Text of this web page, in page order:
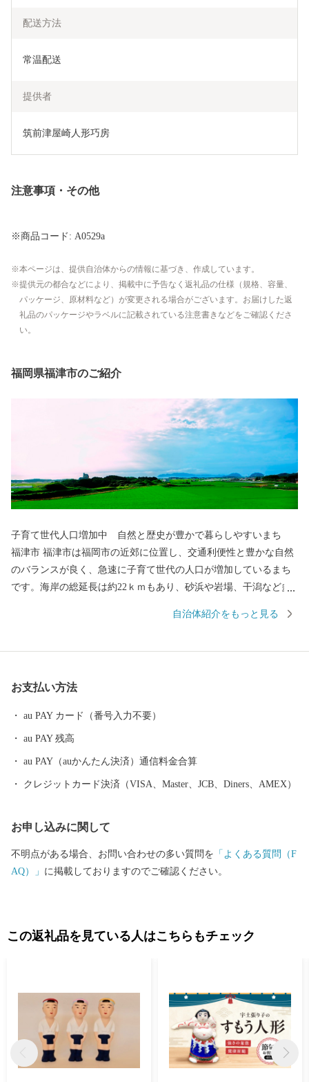
配送方法
常温配送
提供者
筑前津屋崎人形巧房
注意事項・その他
※商品コード: A0529a
本ページは、提供自治体からの情報に基づき、作成しています。
提供元の都合などにより、掲載中に予告なく返礼品の仕様（規格、容量、
パッケージ、原材料など）が変更される場合がございます。お届けした返
礼品のパッケージやラベルに記載されている注意書きなどをご確認くださ
い。
福岡県福津市のご紹介
子育て世代人口増加中 自然と歴史が豊かで暮らしやすいまち
福津市 福津市は福岡市の近郊に位置し、交通利便性と豊かな自然
のバランスが良く、急速に子育て世代の人口が増加しているまち
です。海岸の総延長は約22ｋｍもあり、砂浜や岩場、干潟など多
島」宗像・沖ノ島と関連遺産群の一つである新原・奴山古墳群、
行きたい、住みたい、住み続けたい、福津の地場産品などを買い
えしたく、お礼の品をご準備しました。 皆様からいただいた寄附
金は、市に対する思い、寄附金に込めた願いを大切に、これから
の魅力あるまちづくりに大切に活用させていただきます。
自治体紹介をもっと見る
お支払い方法
au PAY カード（番号入力不要）
au PAY 残高
au PAY（auかんたん決済）通信料金合算
クレジットカード決済（VISA、Master、JCB、Diners、AMEX）
お申し込みに関して
不明点がある場合、お問い合わせの多い質問を 「よくある質問（F
AQ）」 に掲載しておりますのでご確認ください。
この返礼品を見ている人はこちらもチェック